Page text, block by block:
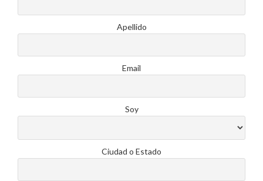
Apellido
Email
Soy
Ciudad o Estado